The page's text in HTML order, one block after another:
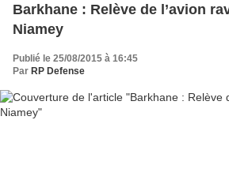
Barkhane : Relève de l’avion
Niamey
Publié le 25/08/2015 à 16:45
Par RP Defense